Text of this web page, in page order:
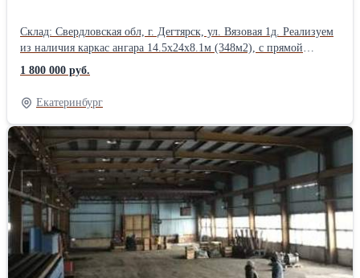
Склад: Свердловская обл, г. Дегтярск, ул. Вязовая 1д. Реализуем
из наличия каркас ангара 14.5х24х8.1м (348м2), с прямой
крышей. Возможна установка опорной кран-балки г\п 5т.
Чертежи стадии КМ прилагаются. Спецификация элементов. 1.)
Балка перекрытия длина 14.5м -двутавровая балка 40Ш2 5шт 2.)
Колонны высота 7.1м -сварная двутавровая балка 40К1 5шт 3.)
Колонны высота 7.25м -сварная двутавровая балка 40К1 5шт 4.)
Надколонники высота 1м -сварная двутавровая балка 26К1 10шт
5.) Ветровые связи стены -уголок 90х8мм спаренный 2шт 6.)
Ветровые связи крыша -уголок 90х6мм спаренный 3шт Общий
вес конструкции: 22.45т. Цена: 1800000 р\шт с НДС. Организуем
доставку грузов попутным автомобильным транспортом в
любом направлении. Балка, балка горячекатаная,балка стальная,
балка б.у., балка лежалая, двутавровая балка, сварная
двутавровая балка, двутавры, двутавры стальные, швеллер б.у.,
швеллер, уголок б.у., уголок, уголок лежалый, лист, лист б.у.,
1 800 000 руб.
Екатеринбург